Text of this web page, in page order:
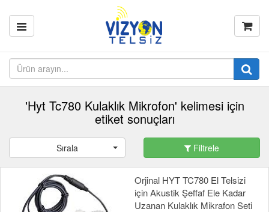
'Hyt Tc780 Kulaklık Mikrofon' kelimesi için
etiket sonuçları
Sırala Filtrele
Orjinal HYT TC780 El Telsizi
için Akustik Şeffaf Ele Kadar
Uzanan Kulaklık Mikrafon Seti